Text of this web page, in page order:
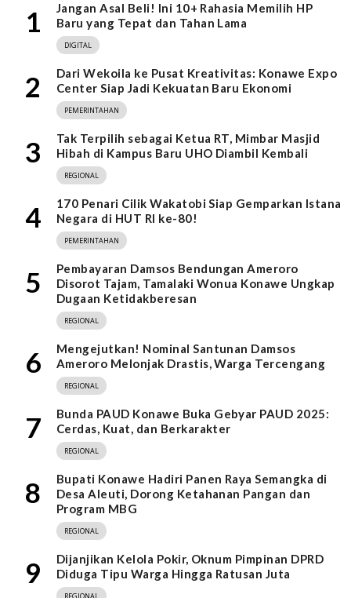
1
Jangan Asal Beli! Ini 10+ Rahasia Memilih HP
Baru yang Tepat dan Tahan Lama
DIGITAL
2
Dari Wekoila ke Pusat Kreativitas: Konawe Expo
Center Siap Jadi Kekuatan Baru Ekonomi
PEMERINTAHAN
3
Tak Terpilih sebagai Ketua RT, Mimbar Masjid
Hibah di Kampus Baru UHO Diambil Kembali
REGIONAL
4
170 Penari Cilik Wakatobi Siap Gemparkan Istana
Negara di HUT RI ke-80!
PEMERINTAHAN
5
Pembayaran Damsos Bendungan Ameroro
Disorot Tajam, Tamalaki Wonua Konawe Ungkap
Dugaan Ketidakberesan
REGIONAL
6
Mengejutkan! Nominal Santunan Damsos
Ameroro Melonjak Drastis, Warga Tercengang
REGIONAL
7
Bunda PAUD Konawe Buka Gebyar PAUD 2025:
Cerdas, Kuat, dan Berkarakter
REGIONAL
8
Bupati Konawe Hadiri Panen Raya Semangka di
Desa Aleuti, Dorong Ketahanan Pangan dan
Program MBG
REGIONAL
9
Dijanjikan Kelola Pokir, Oknum Pimpinan DPRD
Diduga Tipu Warga Hingga Ratusan Juta